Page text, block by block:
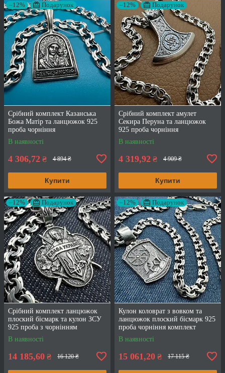
–12% Подарунок
Срібний комплект Казанська
Божа Матір та ланцюжок 925
проба чорніння
В наявності
4 306,72 ₴ 4 894 ₴
Купити
–12% Подарунок
Срібний комплект амулет
Секира Перуна та ланцюжок
925 проба чорніння
В наявності
4 319,92 ₴ 4 909 ₴
Купити
–12% Подарунок
Срібний комплект ланцюжок
плоский бісмарк та кулон ЗСУ
925 проба з чорнінням
В наявності
14 185,60 ₴ 16 120 ₴
–12% Подарунок
Кулон коловрат з вовком та
ланцюжок плоский бісмарк 925
проба чорніння комплект
В наявності
15 061,20 ₴ 17 115 ₴